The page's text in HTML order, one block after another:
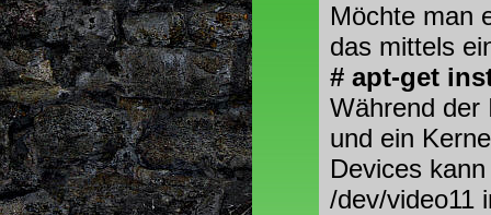
Möchte man
das mittels
# apt-get
Während der
und ein
Devices
/dev/video11